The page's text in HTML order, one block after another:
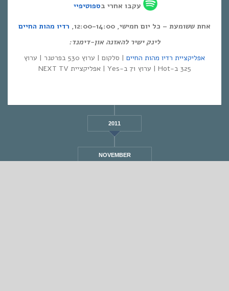
עקבו אחרי בספוטיפיי
אחת ששומעת – כל יום חמישי, 12:00-14:00,
רדיו מהות החיים
לינק ישיר להאזנה און-דימנד:
אפליקציית רדיו מהות החיים
| סלקום | ערוץ 530 בפרטנר | ערוץ
325 ב-Hot | ערוץ 71 ב-Yes | אפליקציית NEXT TV
2011
NOVEMBER